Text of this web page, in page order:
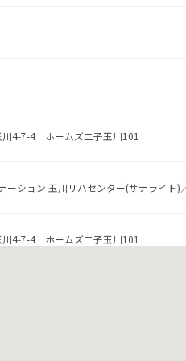
川4-7-4 ホームズ二子玉川101
ーション 玉川リハセンター(サテライト)
川4-7-4 ホームズ二子玉川101